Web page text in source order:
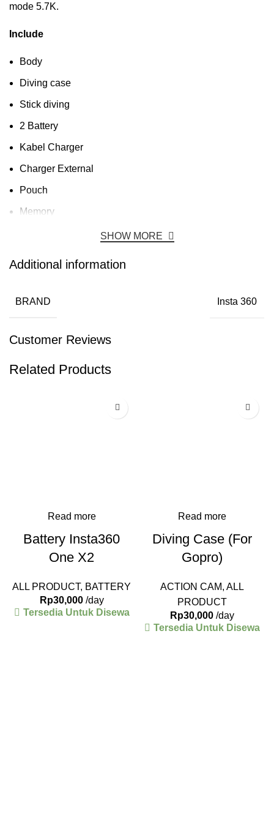
mode 5.7K.
Include
Body
Diving case
Stick diving
2 Battery
Kabel Charger
Charger External
Pouch
Memory
SHOW MORE
Additional information
BRAND Insta 360
Customer Reviews
Related Products
Read more
Battery Insta360
One X2
ALL PRODUCT, BATTERY
Rp30,000/day
Tersedia Untuk Disewa
Read more
Diving Case (For
Gopro)
ACTION CAM,ALL
PRODUCT
Rp30,000 /day
Tersedia Untuk Disewa